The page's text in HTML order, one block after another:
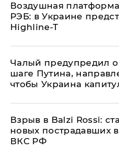
Воздушная
РЭБ: в Украине
Highline-T
Чалый предупредил
шаге Путина,
чтобы Украина
Взрыв в Balzi Rossi:
новых пострадавших
ВКС РФ